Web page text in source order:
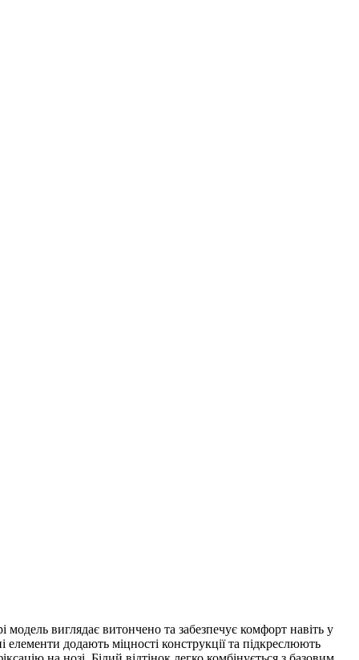
модель виглядає витончено та забезпечує комфорт навіть у
додають міцності конструкції та підкреслюють